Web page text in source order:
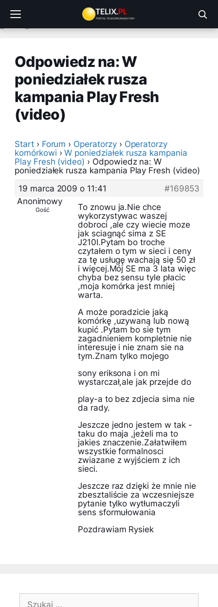
treści
Odpowiedz na: W
poniedziałek rusza
kampania Play Fresh
(video)
Start › Forum › Operatorzy › Operatorzy
komórkowi › W poniedziałek rusza kampania
Play Fresh (video) › Odpowiedz na: W
poniedziałek rusza kampania Play Fresh (video)
19 marca 2009 o 11:41
#169853
Anonimowy
Gość
To znowu ja.Nie chce
wykorzystywac waszej
dobroci ,ale czy wiecie moze
jak sciagnąć sima z SE
J210I.Pytam bo troche
czytałem o tym w sieci i ceny
za tę usługę wachają się 50 zł
i więcej.Mój SE ma 3 lata więc
chyba bez sensu tyle płacic
,moja komórka jest mniej
warta.
A może poradzicie jaką
komórkę ,uzywaną lub nową
kupić .Pytam bo sie tym
zagadnieniem kompletnie nie
interesuje i nie znam sie na
tym.Znam tylko mojego
sony eriksona i on mi
wystarczał,ale jak przejde do
play-a to bez zdjecia sima nie
da rady.
Jeszcze jedno jestem w tak -
taku do maja ,jeżeli ma to
jakies znaczenie.Załatwiłem
wszystkie formalnosci
zwiazane z wyjściem z ich
sieci.
Jeszcze raz dzięki że mnie nie
zbesztaliście za wczesniejsze
pytanie tylko wytłumaczyli
sens sformułowania
Pozdrawiam Rysiek
Szukaj: